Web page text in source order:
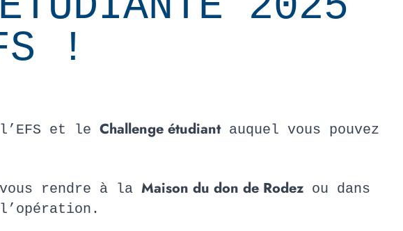
!
et le Challenge étudiantauquel vous pouvez
rendre à la Maison du don de Rodez ou dans